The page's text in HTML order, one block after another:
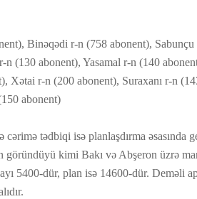
Binəqədi r-n (758 abonent),
n (130 abonent), Yasamal r-n (140
Xətai r-n (200 abonent), Suraxanı r-n
abonent)
cərimə tədbiqi isə planlaşdırma əsasında
göründüyü kimi Bakı və Abşeron üzrə
5400-dür, plan isə 14600-dür. Deməli